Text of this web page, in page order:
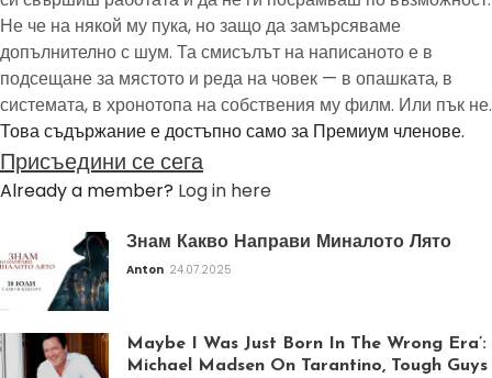
Не че на някой му пука, но защо да замърсяваме
допълнително с шум. Та смисълът на написаното е в
подсещане за мястото и реда на човек — в опашката, в
системата, в хронотопа на собствения му филм. Или пък не.
Това съдържание е достъпно само за Премиум членове.
Присъедини се сега
Already a member? Log in here
Знам Какво Направи Миналото Лято
Anton 24.07.2025
Maybe I Was Just Born In The Wrong Era’:
Michael Madsen On Tarantino, Tough Guys